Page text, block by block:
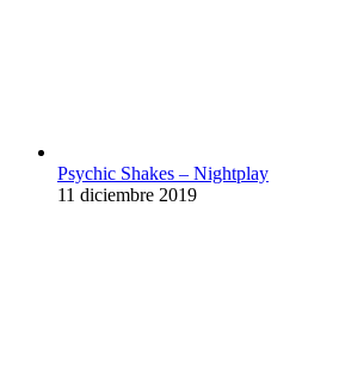
Psychic Shakes – Nightplay
11 diciembre 2019